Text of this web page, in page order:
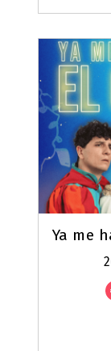
Ya me